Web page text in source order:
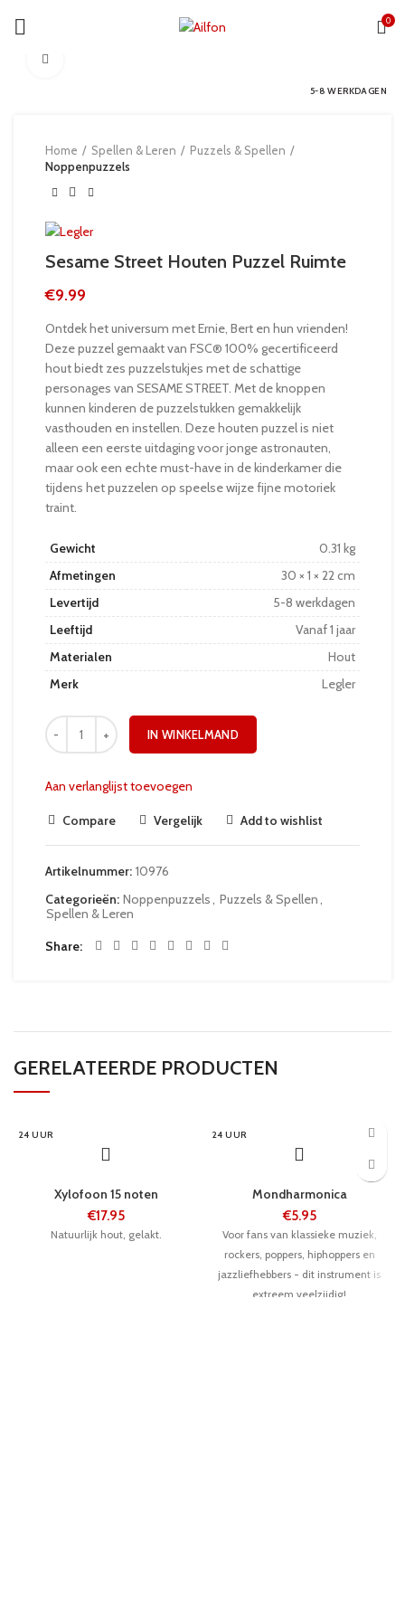
0
5-8 WERKDAGEN
Home Spellen & Leren
Puzzels & Spellen
Noppenpuzzels
Sesame Street Houten Puzzel Ruimte
€9.99
Ontdek het universum met Ernie, Bert en hun vrienden!
Deze puzzel gemaakt van FSC® 100% gecertificeerd
hout biedt zes puzzelstukjes met de schattige
personages van SESAME STREET. Met de knoppen
kunnen kinderen de puzzelstukken gemakkelijk
vasthouden en instellen. Deze houten puzzel is niet
alleen een eerste uitdaging voor jonge astronauten,
maar ook een echte must-have in de kinderkamer die
tijdens het puzzelen op speelse wijze fijne motoriek
traint.
Gewicht
0.31 kg
Afmetingen
30 × 1 × 22 cm
Levertijd
5-8 werkdagen
Leeftijd
Vanaf 1 jaar
Materialen
Hout
Merk
Legler
IN WINKELMAND
Aan verlanglijst toevoegen
Compare Vergelijk Add to wishlist
Artikelnummer: 10976
Categorieën: Noppenpuzzels Puzzels & Spellen
Spellen & Leren
Share
GERELATEERDE PRODUCTEN
24 UUR
Xylofoon 15 noten
€17.95
Natuurlijk hout, gelakt.
24 UUR
Mondharmonica
€5.95
Voor fans van klassieke muziek,
rockers, poppers, hiphoppers en
jazzliefhebbers - dit instrument is
extreem veelzijdig!